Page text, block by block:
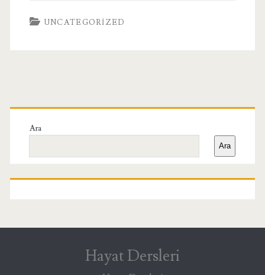
UNCATEGORIZED
Birincil
Yan
Menü
Ara
Ara
Hayat Dersleri